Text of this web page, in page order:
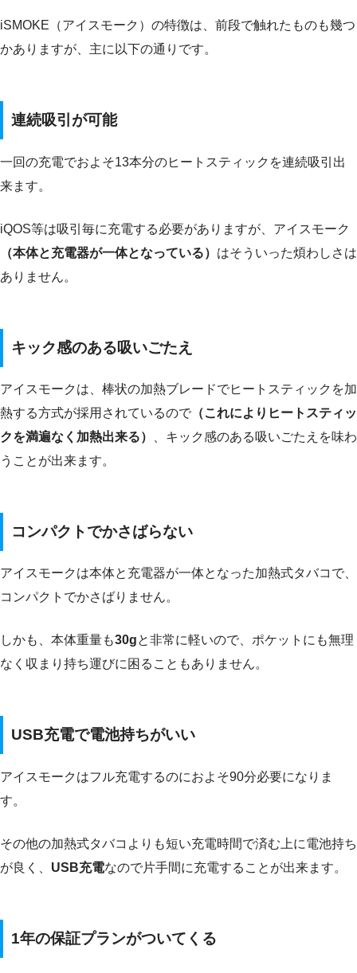
iSMOKE（アイスモーク）の特徴は、前段で触れたものも幾つ
かありますが、主に以下の通りです。
連続吸引が可能
一回の充電でおよそ13本分のヒートスティックを連続吸引出
来ます。
iQOS等は吸引毎に充電する必要がありますが、アイスモーク
（本体と充電器が一体となっている） はそういった煩わしさは
ありません。
キック感のある吸いごたえ
アイスモークは、棒状の加熱ブレードでヒートスティックを加
熱する方式が採用されているので （これによりヒートスティッ
クを満遍なく加熱出来る）
、キック感のある吸いごたえを味わ
うことが出来ます。
コンパクトでかさばらない
アイスモークは本体と充電器が一体となった加熱式タバコで、
コンパクトでかさばりません。
しかも、本体重量も30gと非常に軽いので、ポケットにも無理
なく収まり持ち運びに困ることもありません。
USB充電で電池持ちがいい
アイスモークはフル充電するのにおよそ90分必要になりま
す。
その他の加熱式タバコよりも短い充電時間で済む上に電池持ち
が良く、 USB充電なので片手間に充電することが出来ます。
1年の保証プランがついてくる